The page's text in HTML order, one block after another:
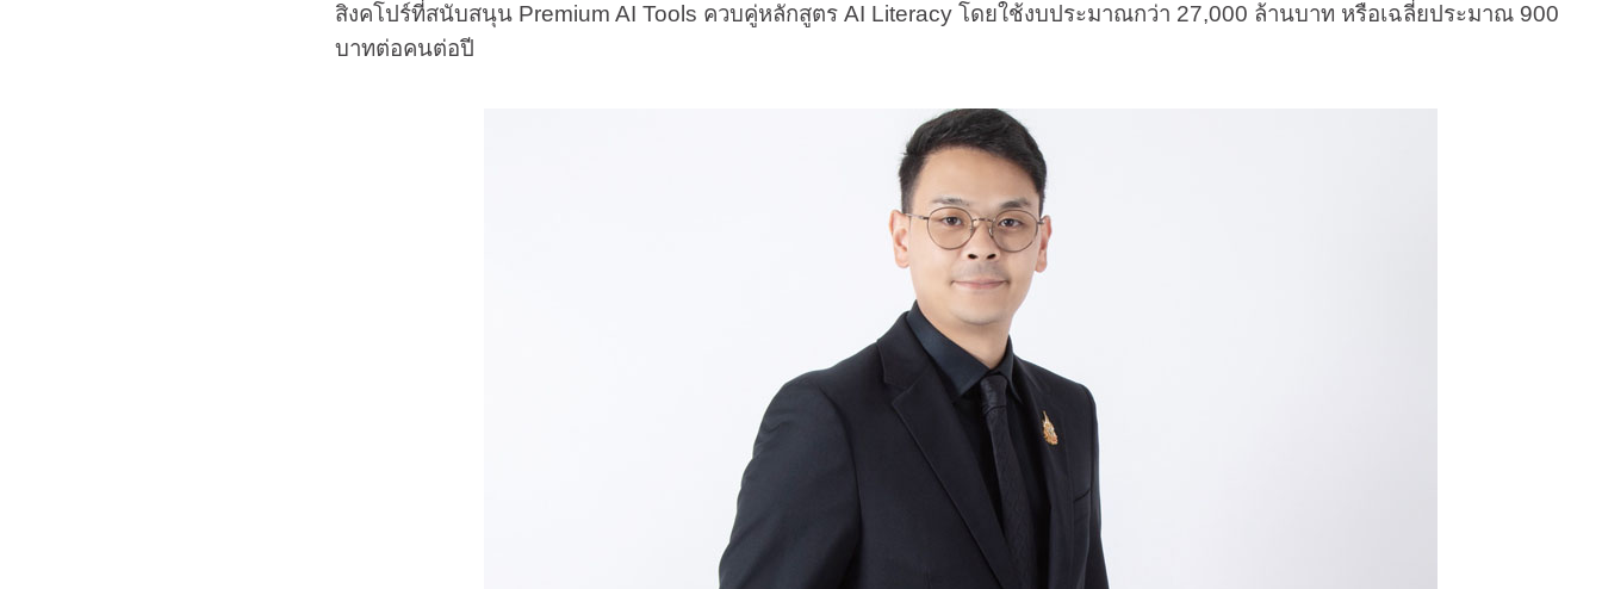
สิงคโปร์ที่สนับสนุน Premium AI Tools ควบคู่หลักสูตร AI Literacy โดยใช้งบประมาณกว่า 27,000 ล้านบาท หรือเฉลี่ยประมาณ 900
บาทต่อคนต่อปี